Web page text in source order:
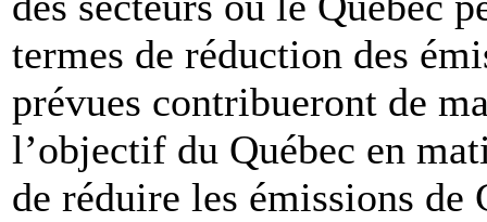
termes de réduction des
prévues contribueront de
l’objectif du Québec en
de réduire les émissions de